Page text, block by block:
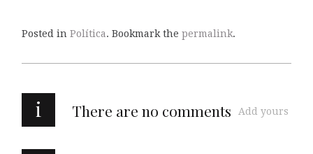
Posted in Política. Bookmark the permalink.
i There are no comments Add yours